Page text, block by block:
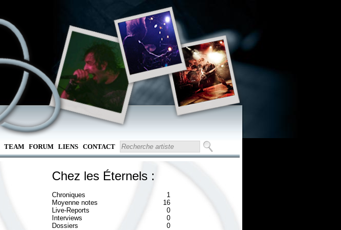
TEAM FORUM LIENS CONTACT
Chez les Éternels :
Chroniques
1
Moyenne notes
16
Live-Reports
0
Interviews
0
Dossiers
0